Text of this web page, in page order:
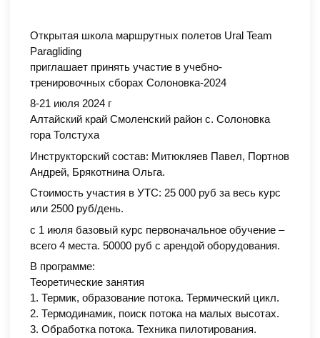
Открытая школа маршрутных полетов Ural Team
Paragliding
приглашает принять участие в учебно-
тренировочных сборах Солоновка-2024
8-21 июля 2024 г
Алтайский край Смоленский район с. Солоновка
гора Толстуха
Инструкторский состав: Митюкляев Павел, Портнов
Андрей, Брякотнина Ольга.
Стоимость участия в УТС: 25 000 руб за весь курс
или 2500 руб/день.
с 1 июля базовый курс первоначальное обучение –
всего 4 места. 50000 руб с арендой оборудования.
В программе:
Теоретические занятия
1. Термик, образование потока. Термический цикл.
2. Термодинамик, поиск потока на малых высотах.
3. Обработка потока. Техника пилотирования.